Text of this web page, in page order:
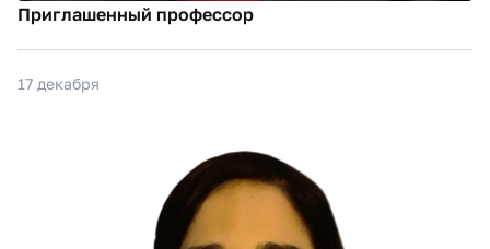
Приглашенный профессор
17 декабря